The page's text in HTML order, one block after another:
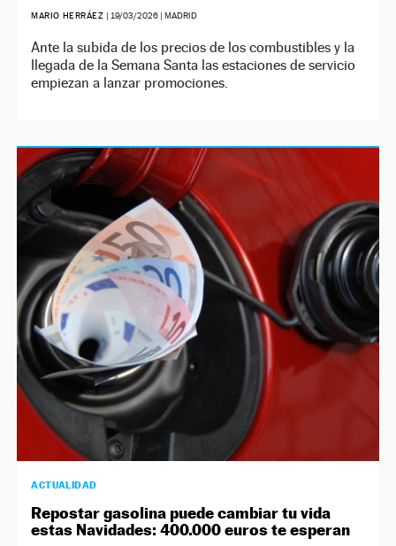
MARIO HERRÁEZ | 19/03/2026| MADRID
Ante la subida de los precios de los combustibles y la
llegada de la Semana Santa las estaciones de servicio
empiezan a lanzar promociones.
ACTUALIDAD
Repostar gasolina puede cambiar tu vida
estas Navidades: 400.000 euros te esperan